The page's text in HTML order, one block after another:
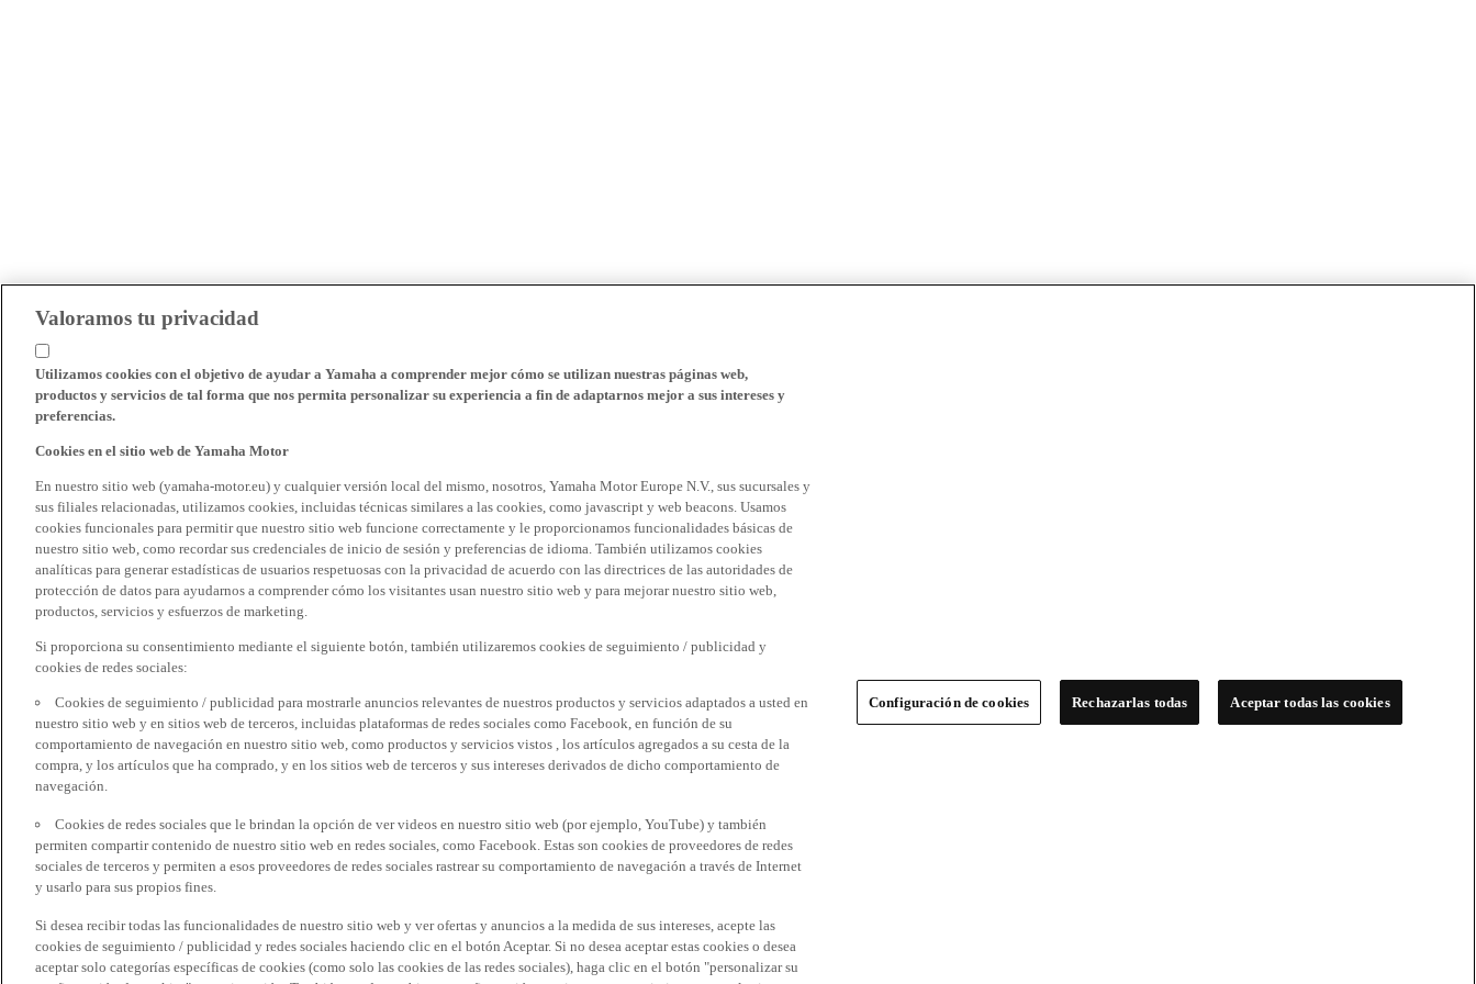
Valoramos tu privacidad
Utilizamos cookies con el objetivo de ayudar a Yamaha a comprender mejor cómo se utilizan nuestras páginas web,
productos y servicios de tal forma que nos permita personalizar su experiencia a fin de adaptarnos mejor a sus intereses y
preferencias.
Cookies en el sitio web de Yamaha Motor
En nuestro sitio web (yamaha-motor.eu) y cualquier versión local del mismo, nosotros, Yamaha Motor Europe N.V., sus sucursales y
sus filiales relacionadas, utilizamos cookies, incluidas técnicas similares a las cookies, como javascript y web beacons. Usamos
cookies funcionales para permitir que nuestro sitio web funcione correctamente y le proporcionamos funcionalidades básicas de
nuestro sitio web, como recordar sus credenciales de inicio de sesión y preferencias de idioma. También utilizamos cookies
analíticas para generar estadísticas de usuarios respetuosas con la privacidad de acuerdo con las directrices de las autoridades de
protección de datos para ayudarnos a comprender cómo los visitantes usan nuestro sitio web y para mejorar nuestro sitio web,
productos, servicios y esfuerzos de marketing.
Si proporciona su consentimiento mediante el siguiente botón, también utilizaremos cookies de seguimiento / publicidad y
cookies de redes sociales:
Cookies de seguimiento / publicidad para mostrarle anuncios relevantes de nuestros productos y servicios adaptados a usted en
nuestro sitio web y en sitios web de terceros, incluidas plataformas de redes sociales como Facebook, en función de su
comportamiento de navegación en nuestro sitio web, como productos y servicios vistos , los artículos agregados a su cesta de la
compra, y los artículos que ha comprado, y en los sitios web de terceros y sus intereses derivados de dicho comportamiento de
navegación.
Cookies de redes sociales que le brindan la opción de ver videos en nuestro sitio web (por ejemplo, YouTube) y también
permiten compartir contenido de nuestro sitio web en redes sociales, como Facebook. Estas son cookies de proveedores de redes
sociales de terceros y permiten a esos proveedores de redes sociales rastrear su comportamiento de navegación a través de Internet
y usarlo para sus propios fines.
Si desea recibir todas las funcionalidades de nuestro sitio web y ver ofertas y anuncios a la medida de sus intereses, acepte las
cookies de seguimiento / publicidad y redes sociales haciendo clic en el botón Aceptar. Si no desea aceptar estas cookies o desea
aceptar solo categorías específicas de cookies (como solo las cookies de las redes sociales), haga clic en el botón "personalizar su
Configuración de cookies Rechazarlas todas Aceptar todas las cookies